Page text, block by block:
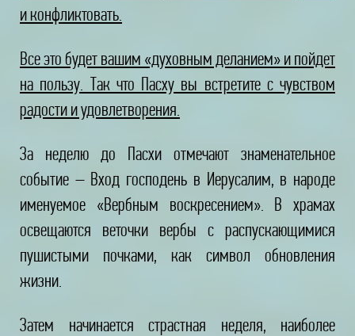
и конфликтовать.
Все это будет вашим «духовным деланием» и пойдет
на пользу. Так что Пасху вы встретите с чувством
радости и удовлетворения.
За неделю до Пасхи отмечают знаменательное
событие – Вход господень в Иерусалим, в народе
именуемое «Вербным воскресением». В храмах
освещаются веточки вербы с распускающимися
пушистыми почками, как символ обновления
жизни.
Затем начинается страстная неделя, наиболее